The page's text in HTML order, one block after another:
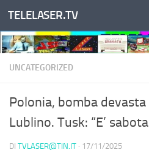
Salta al contenuto
TELELASER.TV
UNCATEGORIZED
Polonia, bomba
Lublino. Tusk: “E’
DI TVLASER@TIN.IT · 17/11/2025